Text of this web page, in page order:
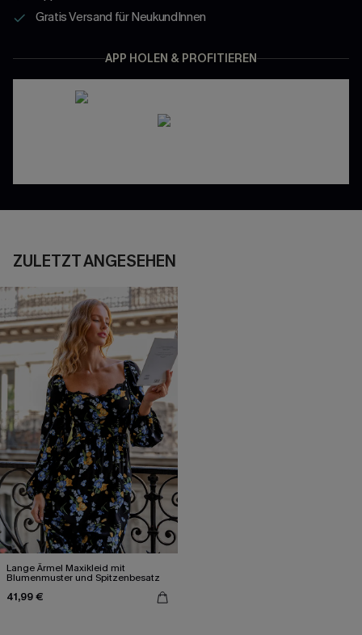
Gratis Versand für NeukundInnen
APP HOLEN & PROFITIEREN
ZULETZT ANGESEHEN
Lange Ärmel Maxikleid mit
Blumenmuster und Spitzenbesatz
41,99 €